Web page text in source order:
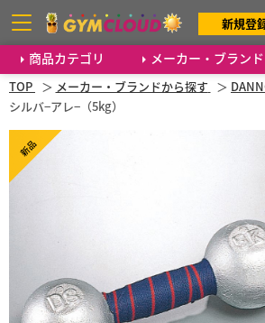
商品カテゴリ メーカー・ブランド
新規登
TOP メーカー・ブランドから探す
シルバ−アレ−（5kg）
新品